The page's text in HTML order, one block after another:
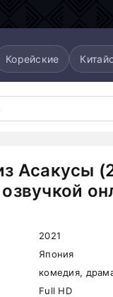
Корейские
Асакусы
2021
Япония
комедия,
Full HD